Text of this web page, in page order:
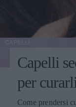
Capelli
per curarli
Come prendersi